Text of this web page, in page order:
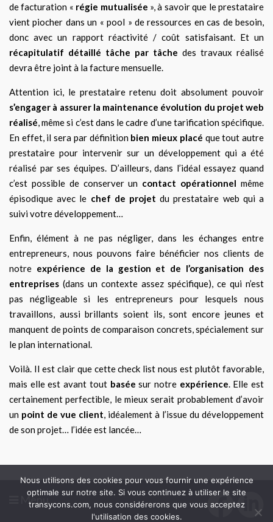
de facturation « régie mutualisée », à savoir que le prestataire
vient piocher dans un « pool » de ressources en cas de besoin,
donc avec un rapport réactivité / coût satisfaisant. Et un
récapitulatif détaillé tâche par tâche des travaux réalisé
devra être joint à la facture mensuelle.
Attention ici, le prestataire retenu doit absolument pouvoir
s’engager à assurer la maintenance évolution du projet web
réalisé , même si c’est dans le cadre d’une tarification spécifique.
En effet, il sera par définition bien mieux placé que tout autre
prestataire pour intervenir sur un développement qui a été
réalisé par ses équipes. D’ailleurs, dans l’idéal essayez quand
c’est possible de conserver un contact opérationnel même
épisodique avec le chef de projet du prestataire web qui a
suivi votre développement…
Enfin, élément à ne pas négliger, dans les échanges entre
entrepreneurs, nous pouvons faire bénéficier nos clients de
notre expérience de la gestion et de l’organisation des
entreprises (dans un contexte assez spécifique), ce qui n’est
pas négligeable si les entrepreneurs pour lesquels nous
travaillons, aussi brillants soient ils, sont encore jeunes et
manquent de points de comparaison concrets, spécialement sur
le plan international.
Voilà. Il est clair que cette check list nous est plutôt favorable,
mais elle est avant tout basée sur notre expérience . Elle est
certainement perfectible, le mieux serait probablement d’avoir
un point de vue client , idéalement à l’issue du développement
de son projet… l’idée est lancée…
Menu
Nous utilisons des cookies pour vous fournir une expérience
optimale sur notre site. Si vous continuez à utiliser le site
transycons.com, nous considérerons que vous acceptez
l'utilisation des cookies.